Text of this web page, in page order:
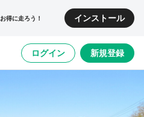
得に走ろう！ インストール
ログイン 新規登録